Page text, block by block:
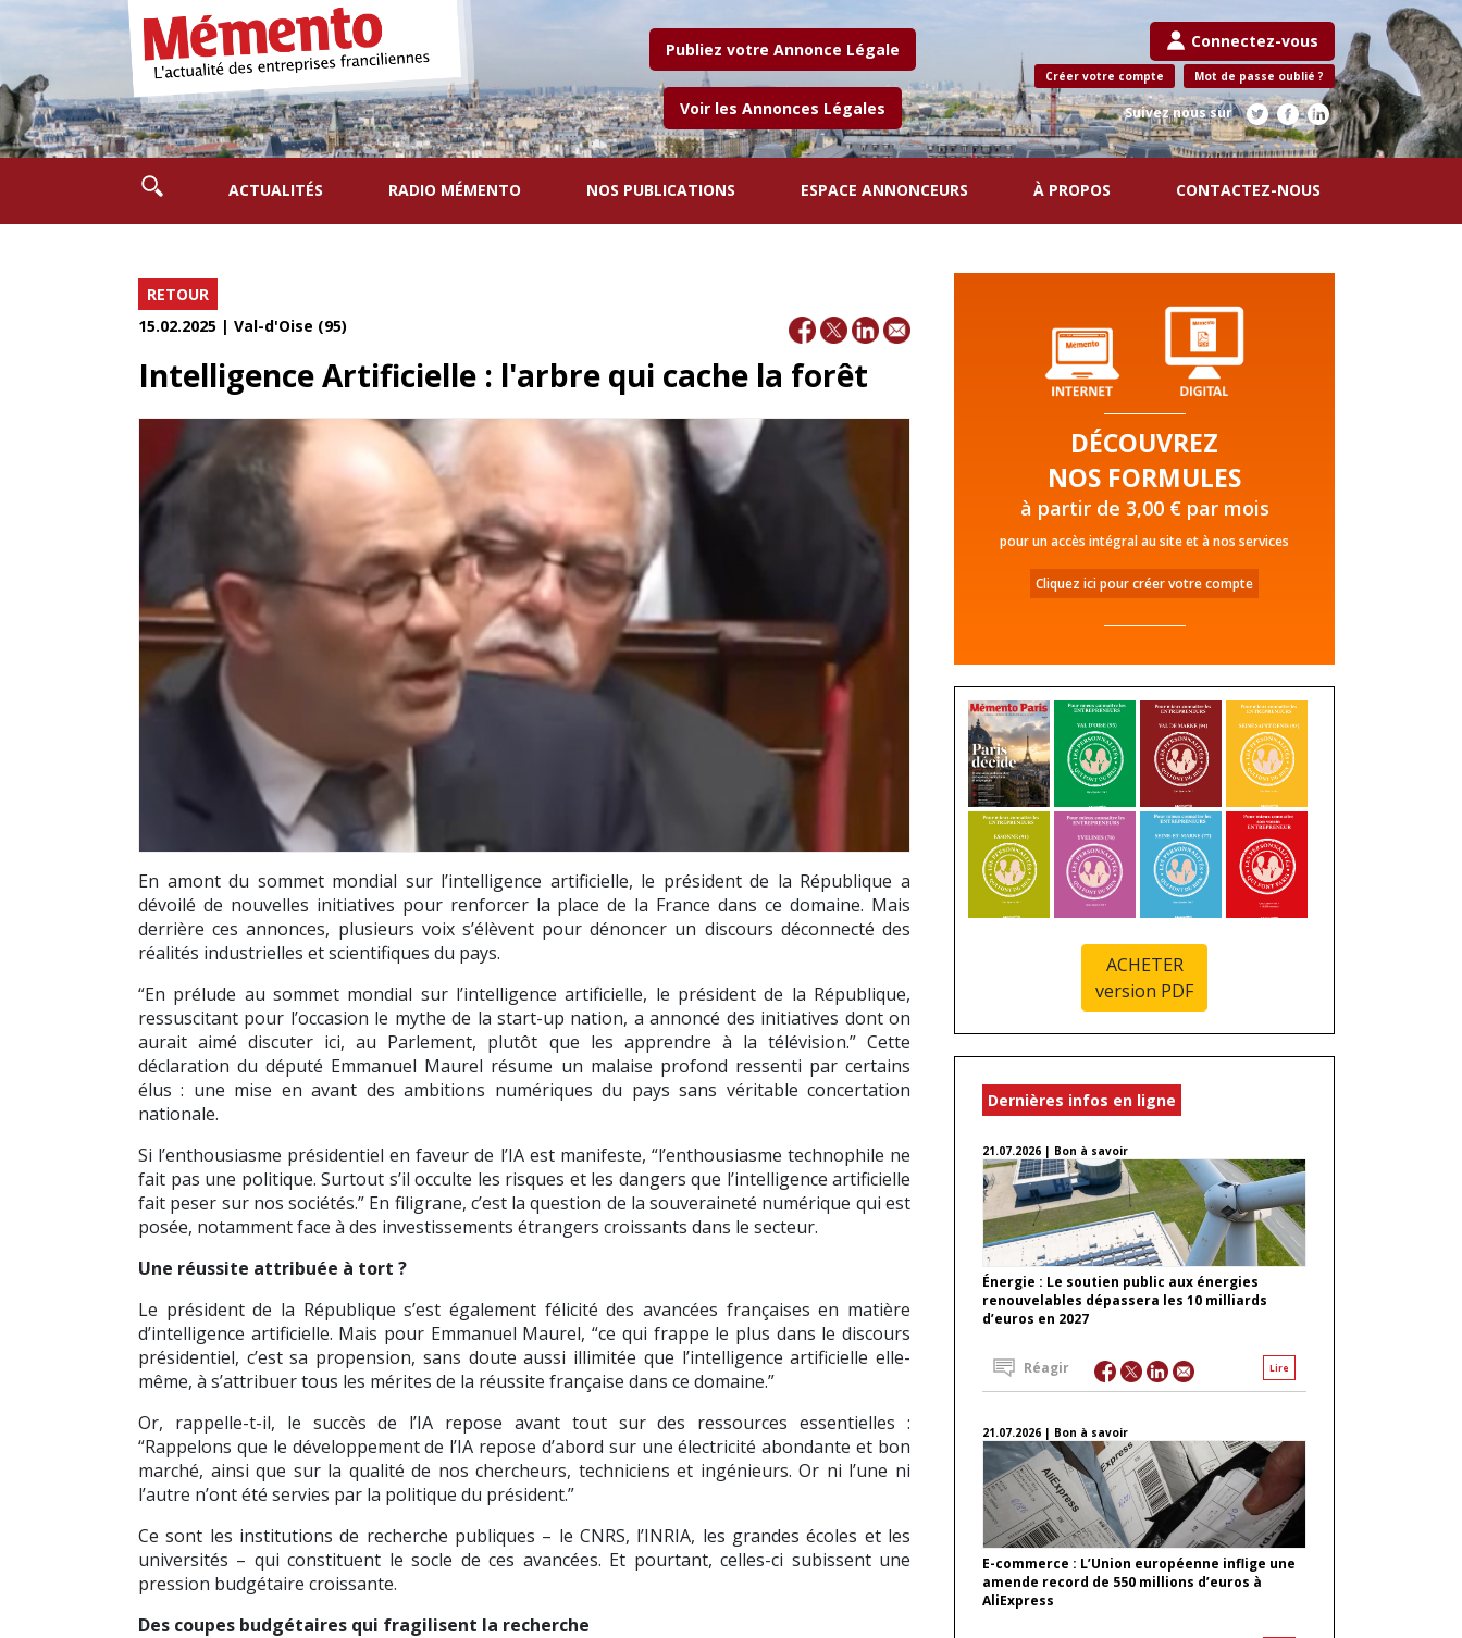
Publiez votre Annonce Légale
Voir les Annonces Légales
Connectez-vous
Créer votre compte Mot de passe oublié ?
Suivez nous sur
ACTUALITÉS RADIO MÉMENTO NOS PUBLICATIONS ESPACE ANNONCEURS À PROPOS CONTACTEZ-NOUS
RETOUR
15.02.2025 | Val-d'Oise (95)
Intelligence Artificielle : l'arbre qui cache la forêt
En amont du sommet mondial sur l’intelligence artificielle, le président de la République a
dévoilé de nouvelles initiatives pour renforcer la place de la France dans ce domaine. Mais
derrière ces annonces, plusieurs voix s’élèvent pour dénoncer un discours déconnecté des
réalités industrielles et scientifiques du pays.
“En prélude au sommet mondial sur l’intelligence artificielle, le président de la République,
ressuscitant pour l’occasion le mythe de la start-up nation, a annoncé des initiatives dont on
aurait aimé discuter ici, au Parlement, plutôt que les apprendre à la télévision.” Cette
déclaration du député Emmanuel Maurel résume un malaise profond ressenti par certains
élus : une mise en avant des ambitions numériques du pays sans véritable concertation
nationale.
Si l’enthousiasme présidentiel en faveur de l’IA est manifeste, “l’enthousiasme technophile ne
fait pas une politique. Surtout s’il occulte les risques et les dangers que l’intelligence artificielle
fait peser sur nos sociétés.” En filigrane, c’est la question de la souveraineté numérique qui est
posée, notamment face à des investissements étrangers croissants dans le secteur.
Une réussite attribuée à tort ?
Le président de la République s’est également félicité des avancées françaises en matière
d’intelligence artificielle. Mais pour Emmanuel Maurel, “ce qui frappe le plus dans le discours
présidentiel, c’est sa propension, sans doute aussi illimitée que l’intelligence artificielle elle-
même, à s’attribuer tous les mérites de la réussite française dans ce domaine.”
Or, rappelle-t-il, le succès de l’IA repose avant tout sur des ressources essentielles :
“Rappelons que le développement de l’IA repose d’abord sur une électricité abondante et bon
marché, ainsi que sur la qualité de nos chercheurs, techniciens et ingénieurs. Or ni l’une ni
l’autre n’ont été servies par la politique du président.”
Ce sont les institutions de recherche publiques – le CNRS, l’INRIA, les grandes écoles et les
universités – qui constituent le socle de ces avancées. Et pourtant, celles-ci subissent une
pression budgétaire croissante.
Des coupes budgétaires qui fragilisent la recherche
DÉCOUVREZ
NOS FORMULES
à partir de 3,00 € par mois
pour un accès intégral au site et à nos services
Cliquez ici pour créer votre compte
ACHETER
version PDF
Dernières infos en ligne
21.07.2026 | Bon à savoir
Énergie : Le soutien public aux énergies
renouvelables dépassera les 10 milliards
d’euros en 2027
Lire
Réagir
21.07.2026 | Bon à savoir
E-commerce : L’Union européenne inflige une
amende record de 550 millions d’euros à
AliExpress